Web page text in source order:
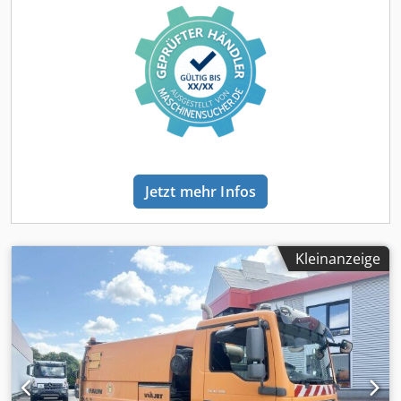
ABS, Anhängerkupplung, Kabine,
Klimaanlage, Parksensoren, Rußfilter, Servolenkung,
Wegfahrsperre, Zusatzscheinwerfer, * Deutsches
Fahrzeug * 1. Hand * original 21.660 Km * NUR 3.920
Betriebsstunden Dodpozq Dnwjfx Albjck * Zustand, siehe
Fotos * Hydrostatischer Fahrantrieb EasyDrive * EG-
Typengenehmigung inkl. 60 km/h Zulassung *
Allradlenkung zuschaltbar * 3 Besensystem - 2 Kehrbesen
* Dritter Frontbesen Ø 900 mm zum Auskehren von Ecken
und Rampen, links und rechts einsetzbar * Kehrbreite
2.710 mm * 800 mm breiter Saugmund mit automatischer
Saugmund * Wasserrecyclingsystem * Frischwassertank
200 Liter * Edelstahl Kehrgutbehälter 2.200 Liter *
Auskipphöhe 1.600 mm * Anhängerkupplung Kugelkopf
mit 7-pol. Steckdose * Anhängerkupplung / Anhängelast
3.000 KG * Hydropneumatische Federung mit
Einzelradaufhängung vorne * Klimaanlage * ROPS
zertifizierte Komfortkabine mit 1,7 m³ und 2 Sitzplätze *
Fahrersitz König "MV/210 GL" mit Luftfederung und
Jetzt mehr Infos
Kleinanzeige